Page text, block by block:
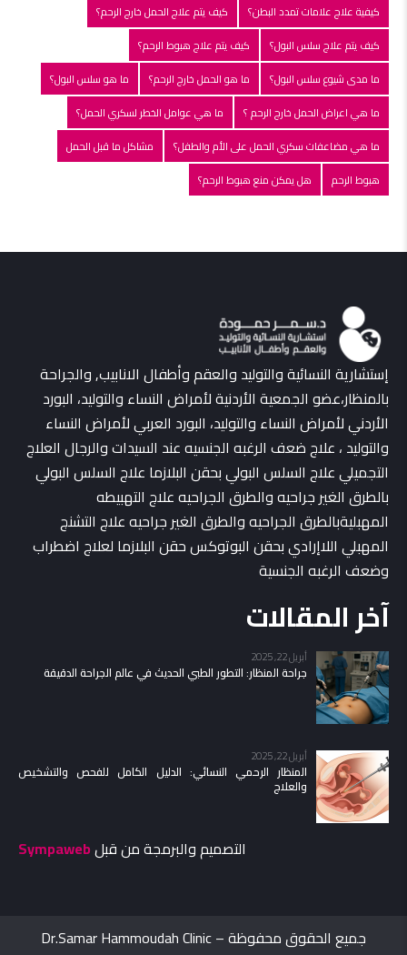
كيفية علاج علامات تمدد البطن؟
كيف يتم علاج الحمل خارج الرحم؟
كيف يتم علاج سلس البول؟
كيف يتم علاج هبوط الرحم؟
ما مدى شيوع سلس البول؟
ما هو الحمل خارج الرحم؟
ما هو سلس البول؟
ما هي اعراض الحمل خارج الرحم ؟
ما هي عوامل الخطر لسكري الحمل؟
ما هي مضاعفات سكري الحمل على الأم والطفل؟
مشاكل ما قبل الحمل
هبوط الرحم
هل يمكن منع هبوط الرحم؟
إستشارية النسائية والتوليد والعقم وأطفال الانابيب, والجراحة
بالمنظار،عضو الجمعية الأردنية لأمراض النساء والتوليد، البورد
الأردني لأمراض النساء والتوليد، البورد العربي لأمراض النساء
والتوليد ، علاج ضعف الرغبه الجنسيه عند السيدات والرجال العلاج
التجميلي علاج السلس البولي بحقن البلازما علاج السلس البولي
بالطرق الغير جراحيه والطرق الجراحيه علاج التهبيطه
المهبليةبالطرق الجراحيه والطرق الغير جراحيه علاج التشنج
المهبلي اللاإرادي بحقن البوتوكس حقن البلازما لعلاج اضطراب
وضعف الرغبه الجنسية
آخر المقالات
أبريل 22, 2025
جراحة المنظار: التطور الطبي الحديث في عالم الجراحة الدقيقة
أبريل 22, 2025
المنظار الرحمي النسائي: الدليل الكامل للفحص والتشخيص
والعلاج
التصميم والبرمجة من قبلSympaweb
جميع الحقوق محفوظة – Dr.Samar Hammoudah Clinic